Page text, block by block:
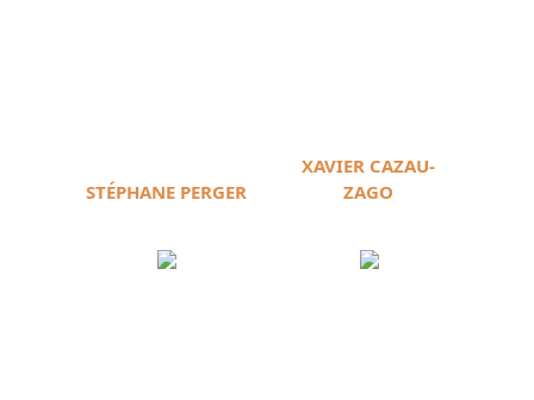
STÉPHANE PERGER
XAVIER CAZAU-
ZAGO